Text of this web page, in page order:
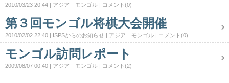
2010/03/23 20:44 アジア モンゴル コメント(0)
第３回モンゴル将棋大会開催
2010/02/02 22:40 ISPSからのお知らせ アジア モンゴル コメント(0)
モンゴル訪問レポート
2009/08/07 00:40 アジア モンゴル コメント(2)